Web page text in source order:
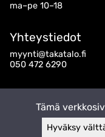
ma–pe 10–18
Yhteystiedot
myynti@takatalo.fi
050 472 6290
Tämä
Hyväksy